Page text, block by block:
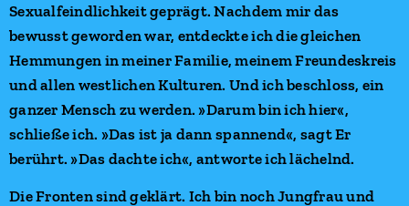
Sexualfeindlichkeit geprägt. Nachdem mir das
bewusst geworden war, entdeckte ich die gleichen
Hemmungen in meiner Familie, meinem Freundeskreis
und allen westlichen Kulturen. Und ich beschloss, ein
ganzer Mensch zu werden. »Darum bin ich hier«,
schließe ich. »Das ist ja dann spannend«, sagt Er
berührt. »Das dachte ich«, antworte ich lächelnd.
Die Fronten sind geklärt. Ich bin noch Jungfrau und